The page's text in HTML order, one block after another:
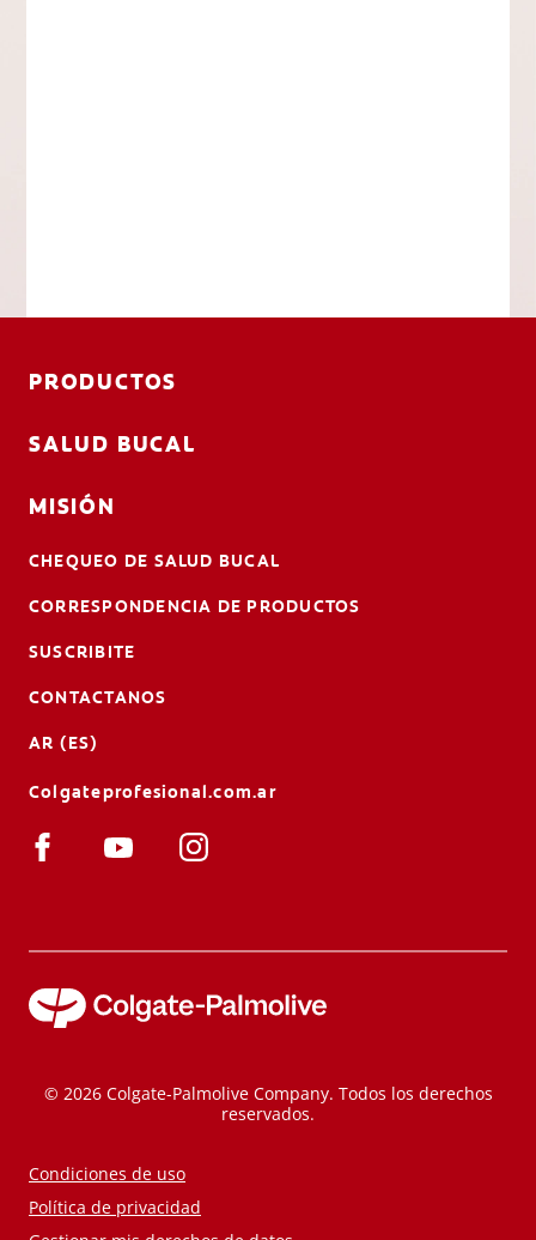
PRODUCTOS
SALUD BUCAL
MISIÓN
CHEQUEO DE SALUD BUCAL
CORRESPONDENCIA DE PRODUCTOS
SUSCRIBITE
CONTACTANOS
AR (ES)
Colgateprofesional.com.ar
© 2026 Colgate-Palmolive Company. Todos los derechos
reservados.
Condiciones de uso
Política de privacidad